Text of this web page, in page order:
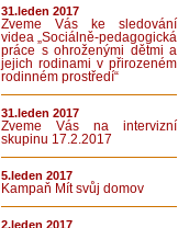
31.leden 2017
Zveme Vás ke sledování
videa „Sociálně-pedagogická
práce s ohroženými dětmi a
jejich rodinami v přirozeném
rodinném prostředí“
31.leden 2017
Zveme Vás na intervizní
skupinu 17.2.2017
5.leden 2017
Kampaň Mít svůj domov
2.leden 2017